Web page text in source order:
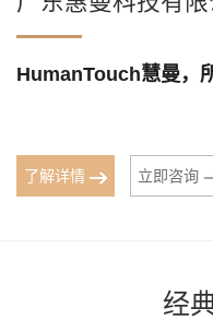
HumanTouch慧曼，
了解详情 立即咨询
经